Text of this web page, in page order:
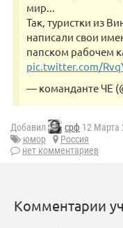
мир...
Так, туристки из
написали свои
папском рабочем
pic.twitter.com/
— команданте ЧЕ
Добавил срф 12 Марта
юмор
Россия
нет комментариев
Комментарии